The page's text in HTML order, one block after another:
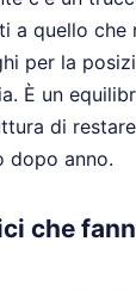
a quello che
per la
È un
di
dopo anno.
che